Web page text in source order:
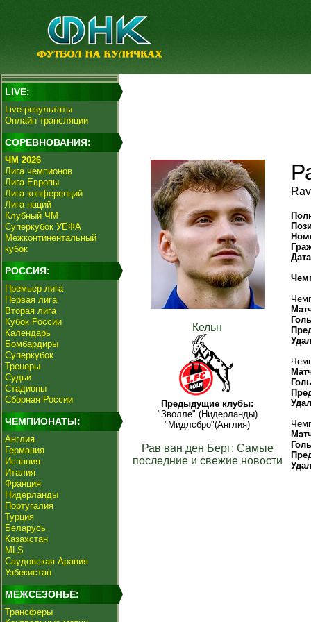
LIVE:
Live-результаты
Онлайн трансляции
СОРЕВНОВАНИЯ:
ЧМ 2026
Лига чемпионов
Лига Европы
Лига конференций
Лига наций
Клубный ЧМ
Суперкубок УЕФА
Межконтинентальный
кубок
РОССИЯ:
Премьер-лига
Первая лига
Вторая лига
Кубок России
Календарь
Бомбардиры
Суперкубок
Тренеры
Судьи
Стадионы
Сборная России
ЧЕМПИОНАТЫ:
Англия
Германия
Испания
Италия
Франция
Нидерланды
Португалия
Турция
Беларусь
Казахстан
MLS
Саудовская Аравия
Узбекистан
МЕЖСЕЗОНЬЕ:
Трансферы
Кельн
Предыдущие клубы:
"Зволле" (Нидерланды)
"Мидлсбро"(Англия)
Рав ван ден Берг: Самые
последние и свежие новости